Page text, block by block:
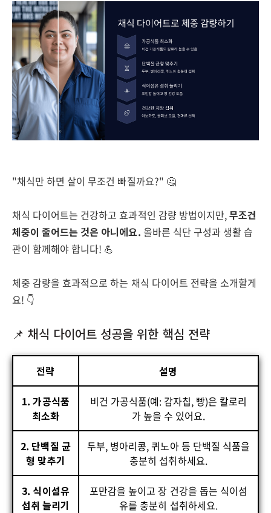
"채식만 하면 살이 무조건 빠질까요?" 🤔
채식 다이어트는 건강하고 효과적인 감량 방법이지만,무조건
체중이 줄어드는 것은 아니에요. 올바른 식단 구성과 생활 습
관이 함께해야 합니다! 💪
체중 감량을 효과적으로 하는 채식 다이어트 전략을 소개할게
요! 👇
📌 채식 다이어트 성공을 위한 핵심 전략
전략 설명
1. 가공식품
최소화
비건 가공식품(예: 감자칩, 빵)은 칼로리
가 높을 수 있어요.
2. 단백질 균
형 맞추기
두부, 병아리콩, 퀴노아 등 단백질 식품을
충분히 섭취하세요.
3. 식이섬유
섭취 늘리기
포만감을 높이고 장 건강을 돕는 식이섬
유를 충분히 섭취하세요.